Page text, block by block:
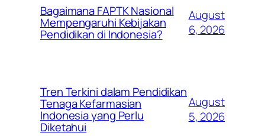
Bagaimana FAPTK Nasional
Mempengaruhi Kebijakan
Pendidikan di Indonesia?
August
6, 2026
Tren Terkini dalam Pendidikan
Tenaga Kefarmasian
Indonesia yang Perlu
Diketahui
August
5, 2026